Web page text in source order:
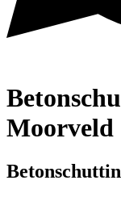
Moorveld